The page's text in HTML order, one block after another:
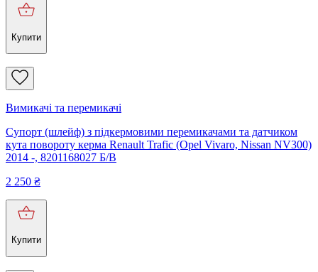
Купити
Вимикачі та перемикачі
Супорт (шлейф) з підкермовими перемикачами та датчиком
кута повороту керма Renault Trafic (Opel Vivaro, Nissan NV300)
2014 -, 8201168027 Б/В
2 250 ₴
Купити